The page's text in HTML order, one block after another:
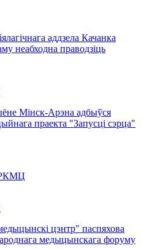
аддзела Качанка
неабходна праводзіць
Мінск-Арэна адбыўся
праекта "Запусці сэрца"
РКМЦ
цэнтр" паспяхова
медыцынскага форуму